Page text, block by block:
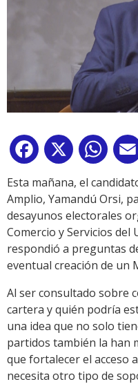
Facebook
X
Esta mañana, el
Amplio, Yamandú Orsi,
desayunos electorales
Comercio y Servicios del
respondió a preguntas
eventual creación de un
Al ser consultado sobre
cartera y quién podría
una idea que no solo
partidos también la han
que fortalecer el acceso
necesita otro tipo de